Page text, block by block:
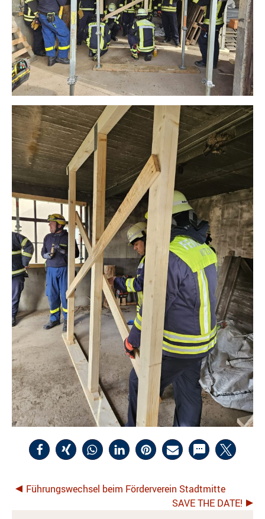
Führungswechsel beim Förderverein Stadtmitte
SAVE THE DATE!